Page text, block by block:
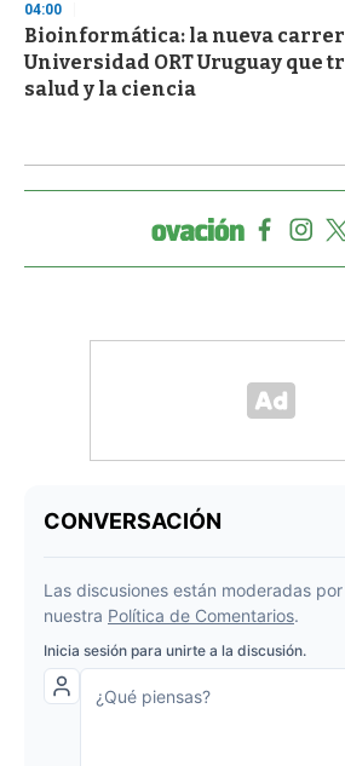
04:00
Bioinformática: la nueva
Universidad ORT Uruguay que
salud y la ciencia